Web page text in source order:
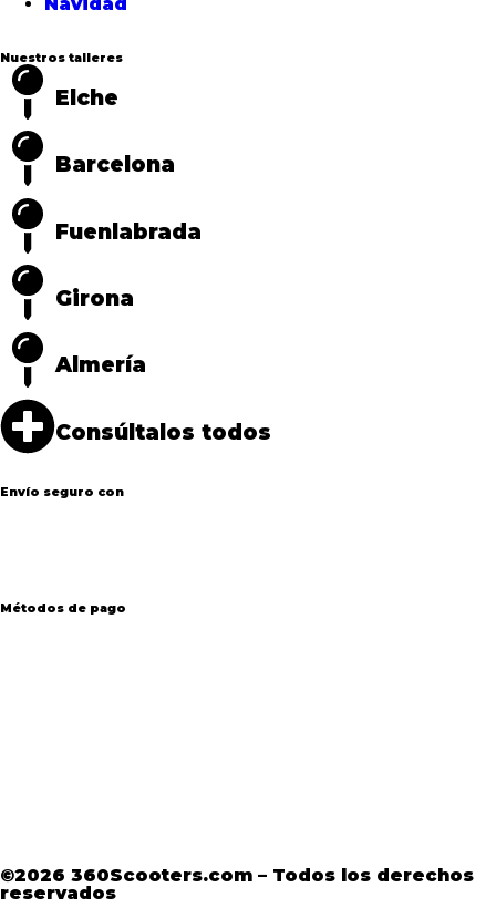
Nuestros talleres
Elche
Barcelona
Fuenlabrada
Girona
Almería
Consúltalos todos
Envío seguro con
Métodos de pago
©2026 360Scooters.com – Todos los derechos
reservados